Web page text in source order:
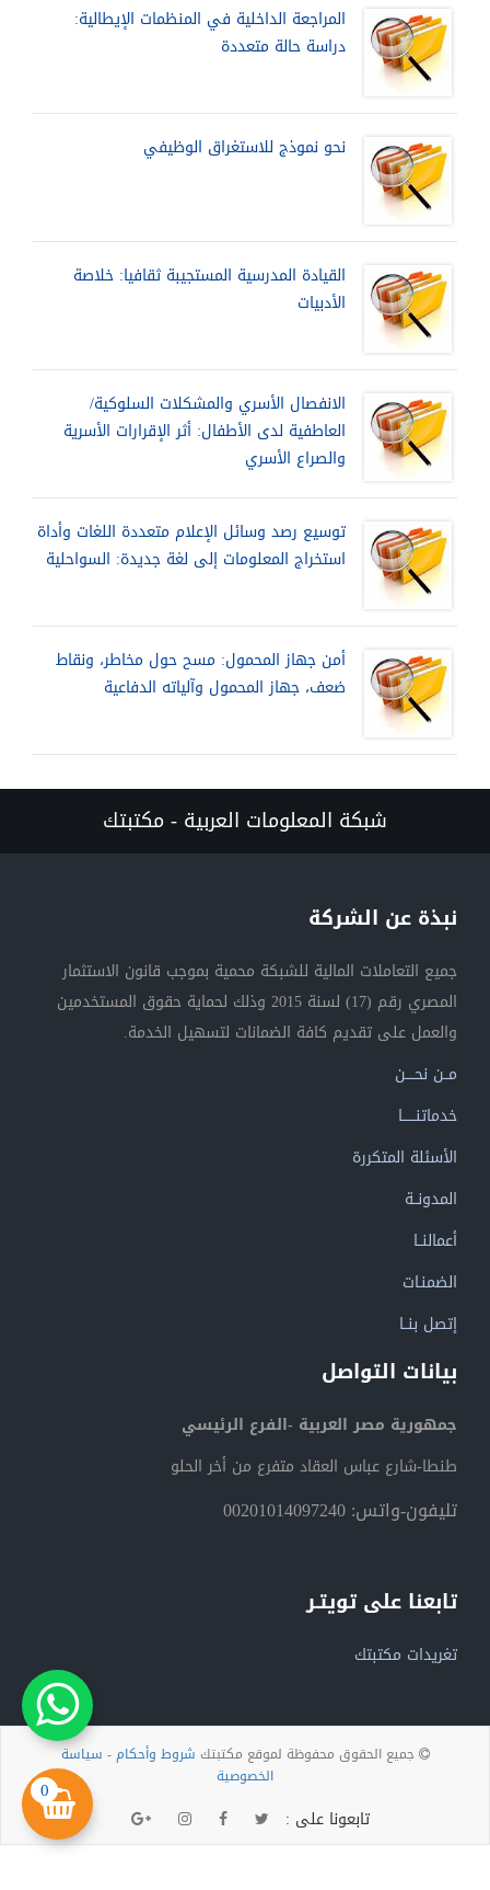
المراجعة الداخلية في المنظمات الإيطالية:
دراسة حالة متعددة
نحو نموذج للاستغراق الوظيفي
القيادة المدرسية المستجيبة ثقافيا: خلاصة
الأدبيات
الانفصال الأسري والمشكلات السلوكية/
العاطفية لدى الأطفال: أثر الإقرارات الأسرية
والصراع الأسري
توسيع رصد وسائل الإعلام متعددة اللغات وأداة
استخراج المعلومات إلى لغة جديدة: السواحلية
أمن جهاز المحمول: مسح حول مخاطر، ونقاط
ضعف، جهاز المحمول وآلياته الدفاعية
0
شبكة المعلومات العربية - مكتبتك
نبذة عن الشركة
جميع التعاملات المالية للشبكة محمية بموجب قانون الاستثمار
المصري رقم (17) لسنة 2015 وذلك لحماية حقوق المستخدمين
والعمل على تقديم كافة الضمانات لتسهيل الخدمة.
مــن نحــــن
خدماتنــــــا
الأسئلة المتكررة
المدونــة
أعمالنــا
الضمنـات
إتصل بنــا
بيانات التواصل
جمهورية مصر العربية -الفرع الرئيسي
طنطا-شارع عباس العقاد متفرع من أخر الحلو
تليفون-واتس: 00201014097240
تابعنا على تويتـر
تغريدات مكتبتك
جميع الحقوق محفوظة لموقع مكتبتك شروط وأحكام- سياسة
الخصوصية
تابعونا على :